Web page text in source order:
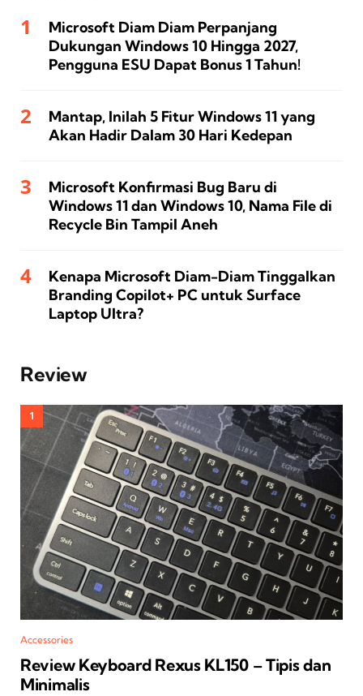
Microsoft Diam Diam Perpanjang
Dukungan Windows 10 Hingga 2027,
Pengguna ESU Dapat Bonus 1 Tahun!
Mantap, Inilah 5 Fitur Windows 11 yang
Akan Hadir Dalam 30 Hari Kedepan
Microsoft Konfirmasi Bug Baru di
Windows 11 dan Windows 10, Nama File di
Recycle Bin Tampil Aneh
Kenapa Microsoft Diam-Diam Tinggalkan
Branding Copilot+ PC untuk Surface
Laptop Ultra?
Review
Accessories
Review Keyboard Rexus KL150 – Tipis dan
Minimalis